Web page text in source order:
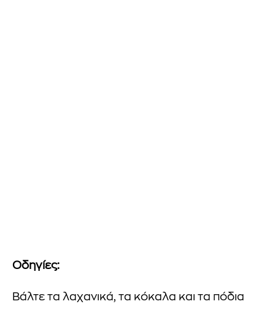
Οδηγίες:
Βάλτε τα λαχανικά, τα κόκαλα και τα πόδια